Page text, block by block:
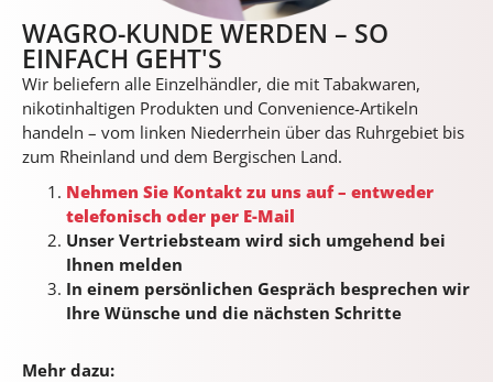
WAGRO-KUNDE WERDEN – SO
EINFACH GEHT'S
Wir beliefern alle Einzelhändler, die mit Tabakwaren,
nikotinhaltigen Produkten und Convenience-Artikeln
handeln – vom linken Niederrhein über das Ruhrgebiet bis
zum Rheinland und dem Bergischen Land.
Nehmen Sie Kontakt zu uns auf – entweder
telefonisch oder per E-Mail
Unser Vertriebsteam wird sich umgehend bei
Ihnen melden
In einem persönlichen Gespräch besprechen wir
Ihre Wünsche und die nächsten Schritte
Mehr dazu: